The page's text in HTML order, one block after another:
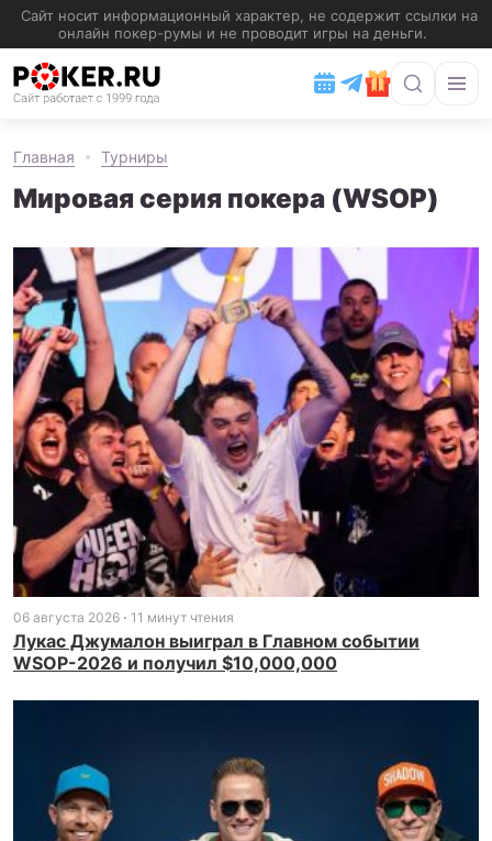
Главная Турниры
Мировая серия покера (WSOP)
06 августа 2026 11 минут чтения
Лукас Джумалон выиграл в Главном событии
WSOP-2026 и получил $10,000,000